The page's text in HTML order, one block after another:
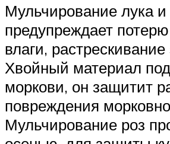
Мульчирование лука и
предупреждает
влаги,
Хвойный материал
моркови, он защитит
повреждения
Мульчирование роз